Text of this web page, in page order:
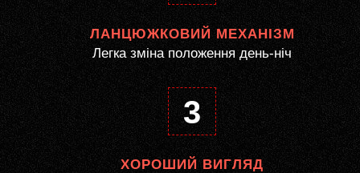
ЛАНЦЮЖКОВИЙ МЕХАНІЗМ
Легка зміна положення день-ніч
3
ХОРОШИЙ ВИГЛЯД